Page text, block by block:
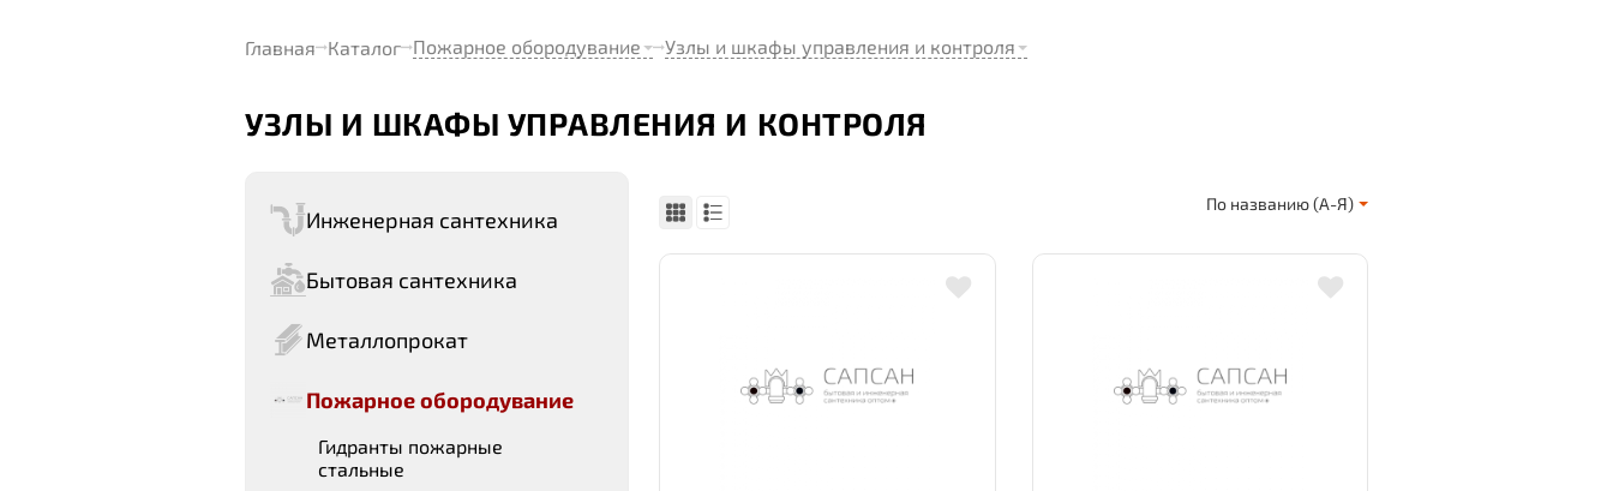
Главная Каталог Пожарное обородувание Узлы и шкафы управления и контроля
УЗЛЫ И ШКАФЫ УПРАВЛЕНИЯ И КОНТРОЛЯ
Инженерная сантехника
Бытовая сантехника
Металлопрокат
Пожарное обородувание
Гидранты пожарные
стальные
По названию (А-Я)